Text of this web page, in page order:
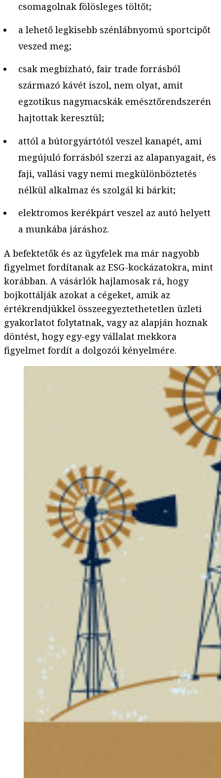
csomagolnak fölösleges töltőt;
a lehető legkisebb szénlábnyomú sportcipőt
veszed meg;
csak megbízható, fair trade forrásból
származó kávét iszol, nem olyat, amit
egzotikus nagymacskák emésztőrendszerén
hajtottak keresztül;
attól a bútorgyártótól veszel kanapét, ami
megújuló forrásból szerzi az alapanyagait, és
faji, vallási vagy nemi megkülönböztetés
nélkül alkalmaz és szolgál ki bárkit;
elektromos kerékpárt veszel az autó helyett
a munkába járáshoz.
A befektetők és az ügyfelek ma már nagyobb
figyelmet fordítanak az ESG-kockázatokra, mint
korábban. A vásárlók hajlamosak rá, hogy
bojkottálják azokat a cégeket, amik az
értékrendjükkel összeegyeztethetetlen üzleti
gyakorlatot folytatnak, vagy az alapján hoznak
döntést, hogy egy-egy vállalat mekkora
figyelmet fordít a dolgozói kényelmére.